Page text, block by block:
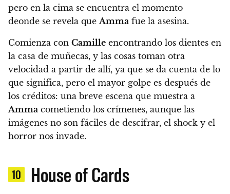
pero en la cima se encuentra el momento
deonde se revela que Amma fue la asesina.
Comienza con Camille encontrando los dientes en
la casa de muñecas, y las cosas toman otra
velocidad a partir de allí, ya que se da cuenta de lo
que significa, pero el mayor golpe es después de
los créditos: una breve escena que muestra a
Amma cometiendo los crímenes, aunque las
imágenes no son fáciles de descifrar, el shock y el
horror nos invade.
10 House of Cards